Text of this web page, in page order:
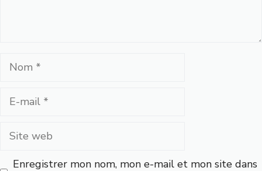
Nom
Site
Enregistrer mon nom, mon e-mail et mon site dans